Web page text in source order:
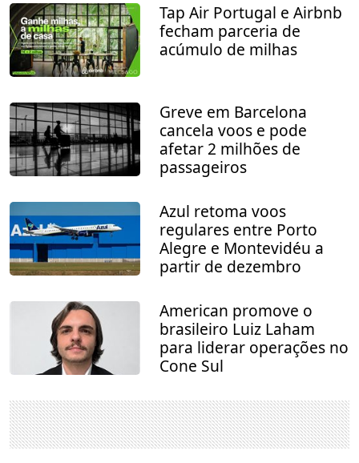
Tap Air Portugal e Airbnb
fecham parceria de
acúmulo de milhas
Greve em Barcelona
cancela voos e pode
afetar 2 milhões de
passageiros
Azul retoma voos
regulares entre Porto
Alegre e Montevidéu a
partir de dezembro
American promove o
brasileiro Luiz Laham
para liderar operações no
Cone Sul